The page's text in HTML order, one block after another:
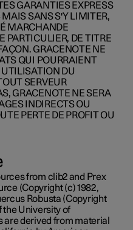
GARANTIES EXPRESS
SANS S'Y LIMITER,
MARCHANDE
PARTICULIER, DE TITRE
GRACENOTE NE
QUI POURRAIENT
UTILISATION DU
SERVEUR
GRACENOTE NE SERA
INDIRECTS OU
PERTE DE PROFIT OU
from clib2 and Prex
(Copyright (c) 1982,
Robusta (Copyright
the University of
are derived from material